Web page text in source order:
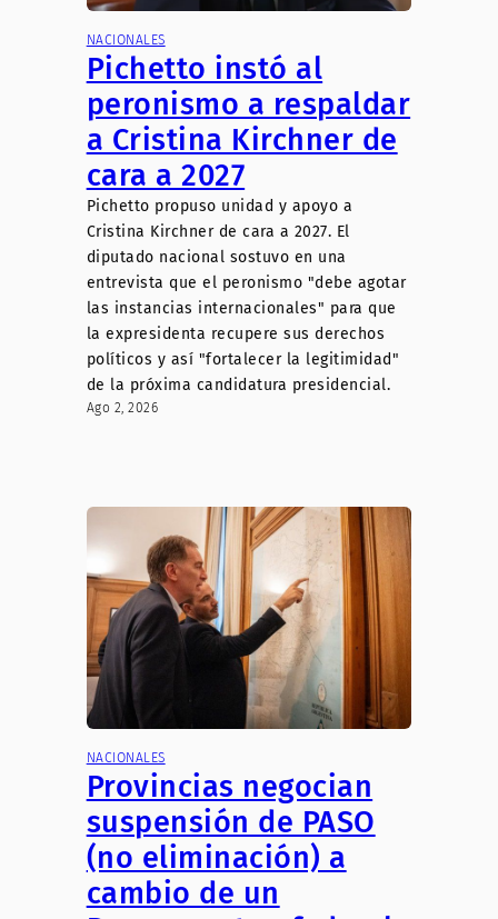
NACIONALES
Pichetto instó al
peronismo a respaldar
a Cristina Kirchner de
cara a 2027
Pichetto propuso unidad y apoyo a
Cristina Kirchner de cara a 2027. El
diputado nacional sostuvo en una
entrevista que el peronismo "debe agotar
las instancias internacionales" para que
la expresidenta recupere sus derechos
políticos y así "fortalecer la legitimidad"
de la próxima candidatura presidencial.
Ago 2, 2026
NACIONALES
Provincias negocian
suspensión de PASO
(no eliminación) a
cambio de un